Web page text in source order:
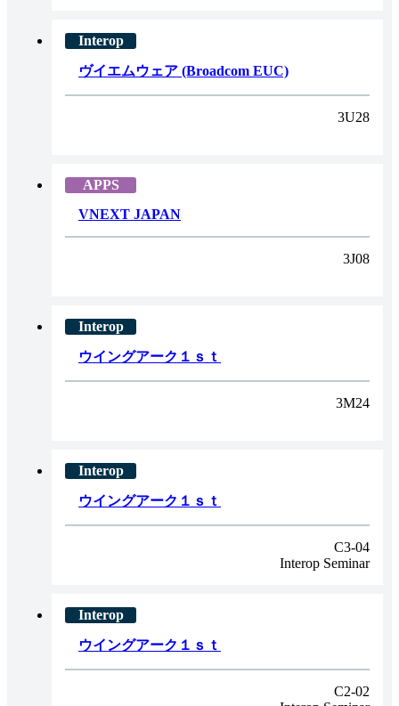
ヴイエムウェア (Broadcom EUC)
3U28
VNEXT JAPAN
3J08
ウイングアーク１ｓｔ
3M24
ウイングアーク１ｓｔ
C3-04
Interop Seminar
ウイングアーク１ｓｔ
C2-02